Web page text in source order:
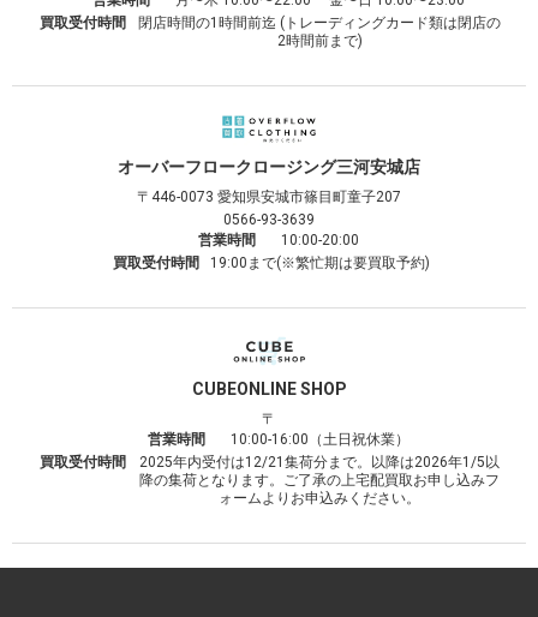
買取受付時間
閉店時間の1時間前迄 (トレーディングカード類は閉店の
2時間前まで)
オーバーフロークロージング三河安城店
〒446-0073 愛知県安城市篠目町童子207
0566-93-3639
営業時間
10:00-20:00
買取受付時間
19:00まで(※繁忙期は要買取予約)
CUBEONLINE SHOP
〒
営業時間
10:00-16:00（土日祝休業）
買取受付時間
2025年内受付は12/21集荷分まで。以降は2026年1/5以
降の集荷となります。ご了承の上宅配買取お申し込みフ
ォームよりお申込みください。